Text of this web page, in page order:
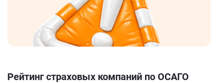
Рейтинг страховых компаний по ОСАГО